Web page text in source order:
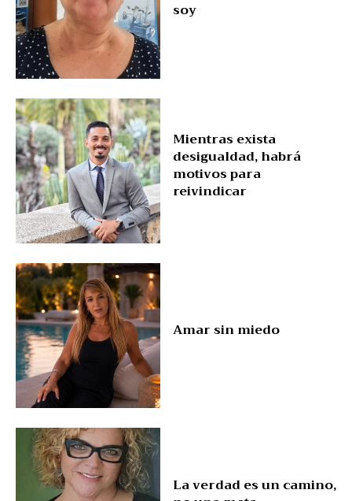
soy
Mientras exista
desigualdad, habrá
motivos para
reivindicar
Amar sin miedo
La verdad es un camino,